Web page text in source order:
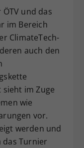
und das
im Bereich
ClimateTech-
auch den
im Zuge
wie
vor.
werden und
Turnier